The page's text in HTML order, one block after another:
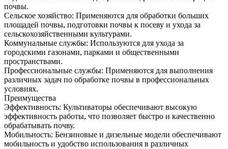
почвы.
Сельское хозяйство: Применяются для обработки больших
площадей почвы, подготовки почвы к посеву и ухода за
сельскохозяйственными культурами.
Коммунальные службы: Используются для ухода за
городскими газонами, парками и общественными
пространствами.
Профессиональные службы: Применяются для выполнения
различных задач по обработке почвы в профессиональных
условиях.
Преимущества
Эффективность: Культиваторы обеспечивают высокую
эффективность работы, что позволяет быстро и качественно
обрабатывать почву.
Мобильность: Бензиновые и дизельные модели обеспечивают
мобильность и удобство использования в различных